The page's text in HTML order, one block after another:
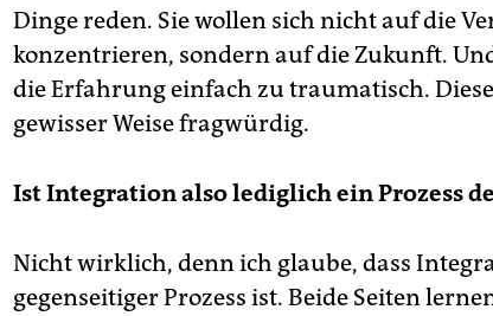
Dinge reden. Sie wollen sich nicht auf die
konzentrieren, sondern auf die Zukunft.
die Erfahrung einfach zu traumatisch.
gewisser Weise fragwürdig.
Ist Integration also lediglich ein Prozess
Nicht wirklich, denn ich glaube, dass
gegenseitiger Prozess ist. Beide Seiten